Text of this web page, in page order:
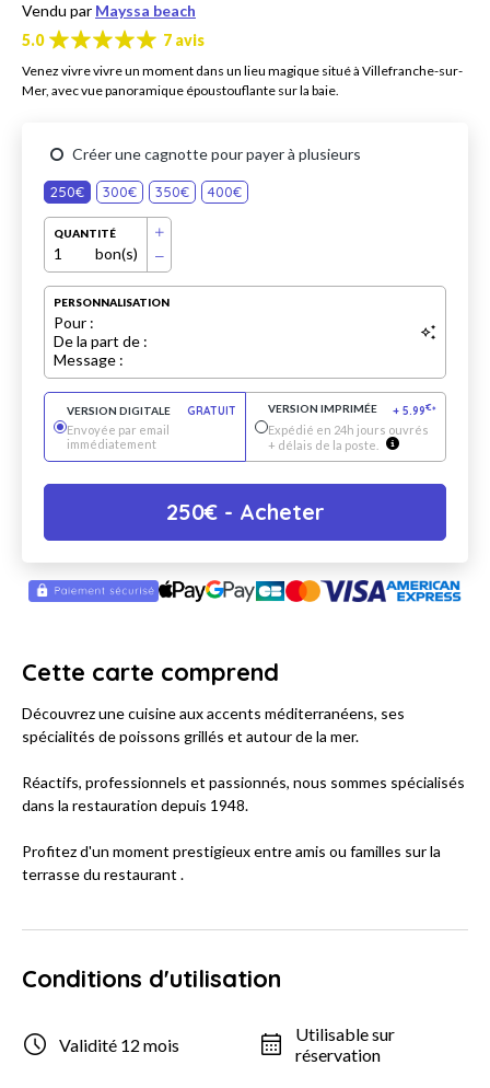
Vendu par Mayssa beach
5.0
7 avis
Venez vivre vivre un moment dans un lieu magique situé à Villefranche-sur-
Mer, avec vue panoramique époustouflante sur la baie.
Créer une cagnotte pour payer à plusieurs
250€ 300€ 350€ 400€
QUANTITÉ
1 bon(s)
PERSONNALISATION
Pour :
De la part de :
Message :
VERSION DIGITALE
GRATUIT
Envoyée par email
immédiatement
VERSION IMPRIMÉE + 5.99€*
Expédié en 24h jours ouvrés
+ délais de la poste.
250€- Acheter
Cette carte comprend
Découvrez une cuisine aux accents méditerranéens, ses
spécialités de poissons grillés et autour de la mer.
Réactifs, professionnels et passionnés, nous sommes spécialisés
dans la restauration depuis 1948.
Profitez d'un moment prestigieux entre amis ou familles sur la
terrasse du restaurant .
Conditions d'utilisation
Validité 12 mois
Utilisable sur
réservation